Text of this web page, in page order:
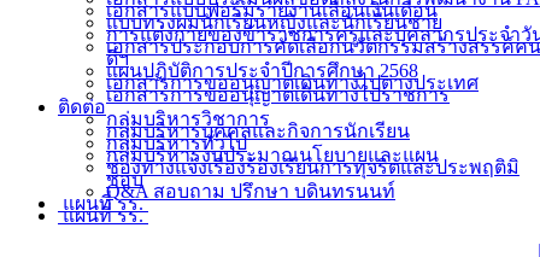
เอกสารแบบฟอร์มรายงานเลื่อนเงินเดือน
แบบทรงผมนักเรียนหญิงและนักเรียนชาย
การแต่งกายของข้าราชการครูและบุคลากรประจำวั
เอกสารประกอบการคัดเลือกนวัตกรรมสร้างสรรค์คน
ดีฯ
แผนปฏิบัติการประจำปีการศึกษา 2568
เอกสารการขออนุญาตเดินทางไปต่างประเทศ
เอกสารการขออนุญาตเดินทางไปราชการ
ติดต่อ
กลุ่มบริหารวิชาการ
กลุ่มบริหารบุคคลและกิจการนักเรียน
กลุ่มบริหารทั่วไป
กลุ่มบริหารงบประมาณนโยบายและแผน
ช่องทางแจ้งเรื่องร้องเรียนการทุจริตและประพฤติมิ
ชอบ
Q&A สอบถาม ปรึกษา บดินทรนนท์
แผนที่ รร.
แผนที่ รร.